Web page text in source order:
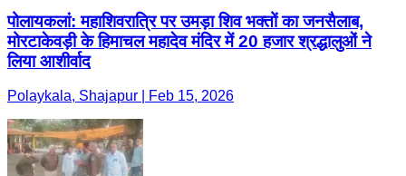
पोलायकलां: महाशिवरात्रि पर उमड़ा शिव भक्तों का जनसैलाब,
मोरटाकेवड़ी के हिमाचल महादेव मंदिर में 20 हजार श्रद्धालुओं ने
लिया आशीर्वाद
Polaykala, Shajapur | Feb 15, 2026